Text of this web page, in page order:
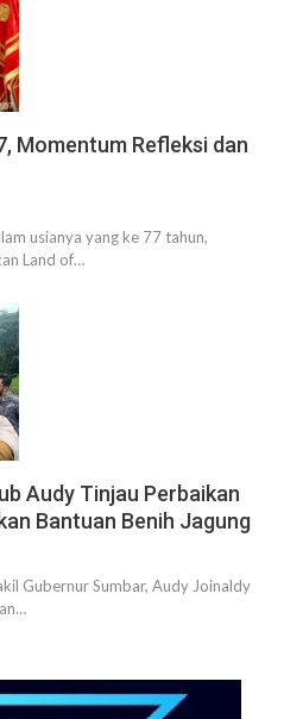
Momentum Refleksi dan
usianya yang ke 77 tahun,
Land of…
Audy Tinjau Perbaikan
Bantuan Benih Jagung
Gubernur Sumbar, Audy Joinaldy